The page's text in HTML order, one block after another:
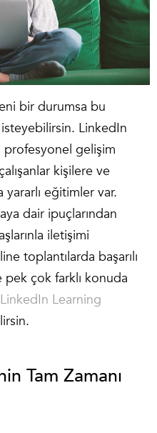
bir durumsa bu
LinkedIn
profesyonel gelişim
kişilere ve
eğitimler var.
dair ipuçlarından
iletişimi
toplantılarda başarılı
çok farklı konuda
LinkedIn Learning
Tam Zamanı